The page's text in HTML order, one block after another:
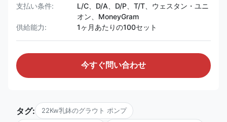
支払い条件:
L/C、D/A、D/P、T/T、ウェスタン・ユニ
オン、MoneyGram
供給能力:
1ヶ月あたりの100セット
今すぐ問い合わせ
タグ: 22Kw乳鉢のグラウト ポンプ